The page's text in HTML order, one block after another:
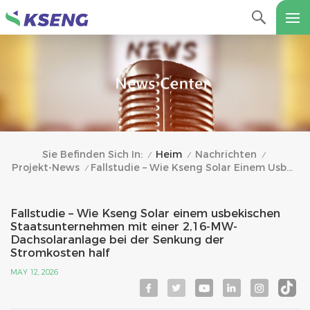
Sie Befinden Sich In: / Heim / Nachrichten /
Projekt-News / Fallstudie – Wie Kseng Solar Einem Usbekischen Staatsunternehmen Mit Einer 2,16-MW-Dachsolaranlage Bei Der Senkung Der Stromkosten Half
Fallstudie – Wie Kseng Solar einem usbekischen
Staatsunternehmen mit einer 2,16-MW-
Dachsolaranlage bei der Senkung der
Stromkosten half
MAY 12, 2026